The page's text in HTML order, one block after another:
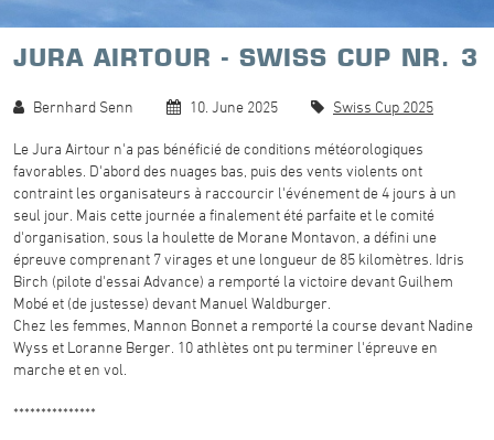
JURA AIRTOUR - SWISS CUP NR. 3
Bernhard Senn 10. June 2025 Swiss Cup 2025
Le Jura Airtour n'a pas bénéficié de conditions météorologiques
favorables. D'abord des nuages bas, puis des vents violents ont
contraint les organisateurs à raccourcir l'événement de 4 jours à un
seul jour. Mais cette journée a finalement été parfaite et le comité
d'organisation, sous la houlette de Morane Montavon, a défini une
épreuve comprenant 7 virages et une longueur de 85 kilomètres. Idris
Birch (pilote d'essai Advance) a remporté la victoire devant Guilhem
Mobé et (de justesse) devant Manuel Waldburger.
Chez les femmes, Mannon Bonnet a remporté la course devant Nadine
Wyss et Loranne Berger. 10 athlètes ont pu terminer l'épreuve en
marche et en vol.
***************